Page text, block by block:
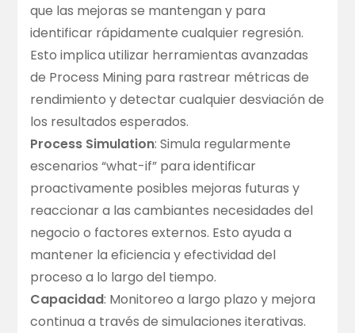
que las mejoras se mantengan y para
identificar rápidamente cualquier regresión.
Esto implica utilizar herramientas avanzadas
de Process Mining para rastrear métricas de
rendimiento y detectar cualquier desviación de
los resultados esperados.
Process Simulation: Simula regularmente
escenarios “what-if” para identificar
proactivamente posibles mejoras futuras y
reaccionar a las cambiantes necesidades del
negocio o factores externos. Esto ayuda a
mantener la eficiencia y efectividad del
proceso a lo largo del tiempo.
Capacidad: Monitoreo a largo plazo y mejora
continua a través de simulaciones iterativas.